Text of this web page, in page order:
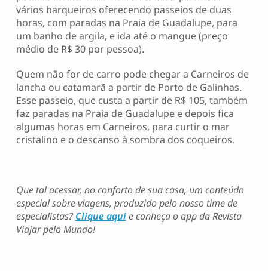
vários barqueiros oferecendo passeios de duas
horas, com paradas na Praia de Guadalupe, para
um banho de argila, e ida até o mangue (preço
médio de R$ 30 por pessoa).
Quem não for de carro pode chegar a Carneiros de
lancha ou catamarã a partir de Porto de Galinhas.
Esse passeio, que custa a partir de R$ 105, também
faz paradas na Praia de Guadalupe e depois fica
algumas horas em Carneiros, para curtir o mar
cristalino e o descanso à sombra dos coqueiros.
Que tal acessar, no conforto de sua casa, um conteúdo
especial sobre viagens, produzido pelo nosso time de
especialistas?Clique aquie conheça o app da Revista
Viajar pelo Mundo!